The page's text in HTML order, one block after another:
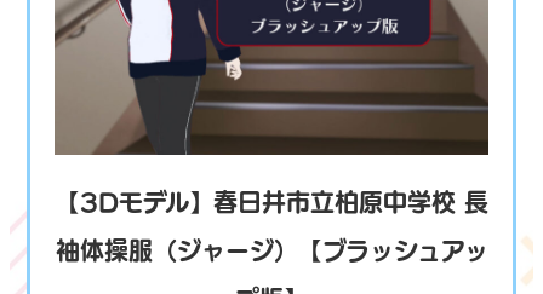
【3Dモデル】春日井市立柏原中学校 長
袖体操服（ジャージ）【ブラッシュアッ